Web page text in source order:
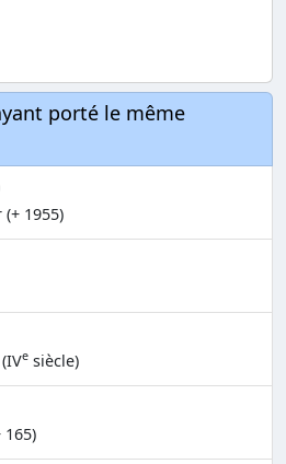
porté le même
1955)
e siècle)